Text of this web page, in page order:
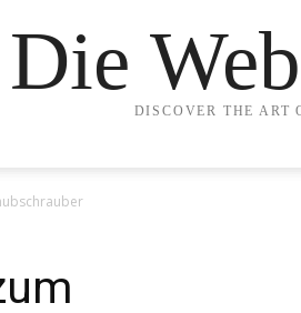
Die
DISCOVER THE ART